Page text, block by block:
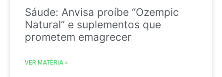
Sáude: Anvisa proíbe “Ozempic
Natural” e suplementos que
prometem emagrecer
VER MATÉRIA »